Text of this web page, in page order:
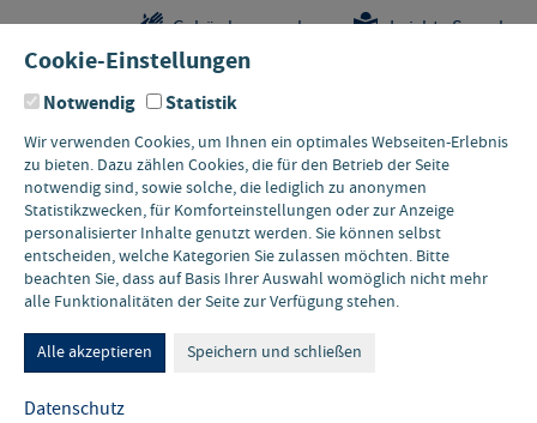
Kontakt
Gebärdensprache Leichte Sprache
Newsarchiv
Meldungen durchsuchen
Cookie-Einstellungen
Notwendig Statistik
Wir verwenden Cookies, um Ihnen ein optimales Webseiten-Erlebnis
zu bieten. Dazu zählen Cookies, die für den Betrieb der Seite
notwendig sind, sowie solche, die lediglich zu anonymen
Statistikzwecken, für Komforteinstellungen oder zur Anzeige
personalisierter Inhalte genutzt werden. Sie können selbst
entscheiden, welche Kategorien Sie zulassen möchten. Bitte
beachten Sie, dass auf Basis Ihrer Auswahl womöglich nicht mehr
alle Funktionalitäten der Seite zur Verfügung stehen.
Alle akzeptieren Speichern und schließen
Datenschutz